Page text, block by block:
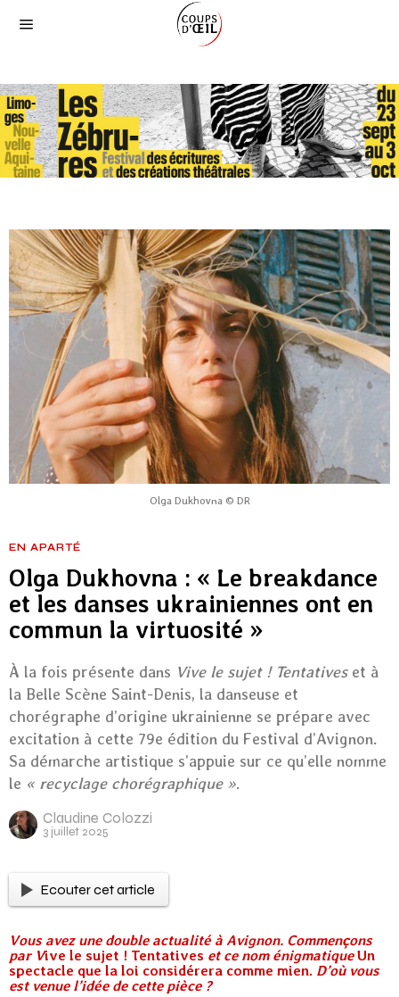
Olga Dukhovna © DR
EN APARTÉ
Olga Dukhovna : « Le breakdance
et les danses ukrainiennes ont en
commun la virtuosité »
À la fois présente dans Vive le sujet ! Tentativeset à
la Belle Scène Saint-Denis, la danseuse et
chorégraphe d’origine ukrainienne se prépare avec
excitation à cette 79e édition du Festival d’Avignon.
Sa démarche artistique s’appuie sur ce qu’elle nomme
le « recyclage chorégraphique ».
Claudine Colozzi
3 juillet 2025
Ecouter cet article
Vous avez une double actualité à Avignon. Commençons
par Vive le sujet ! Tentatives et ce nom énigmatiqueUn
spectacle que la loi considérera comme mien. D’où vous
est venue l’idée de cette pièce ?